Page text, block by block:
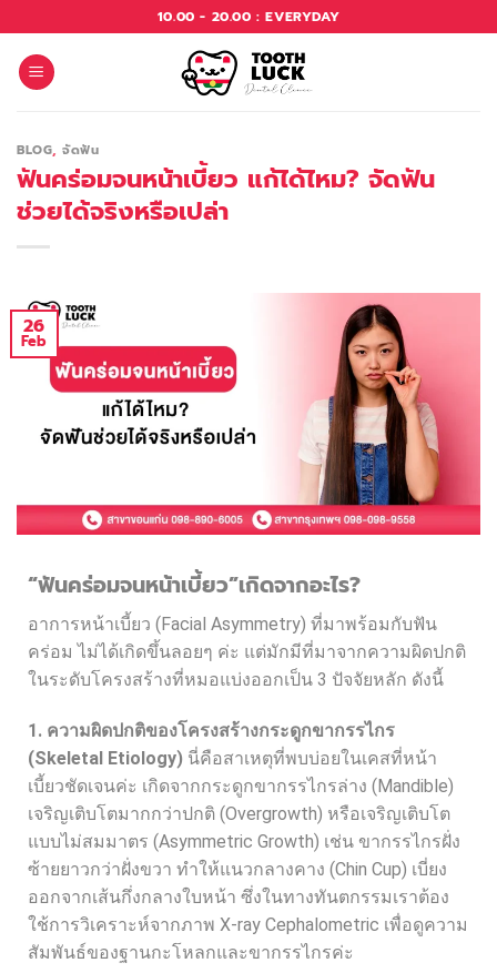
10.00 - 20.00 : EVERYDAY
BLOG,จัดฟัน
ฟันคร่อมจนหน้าเบี้ยว แก้ได้ไหม? จัดฟัน
ช่วยได้จริงหรือเปล่า
26
Feb
“ฟันคร่อมจนหน้าเบี้ยว”เกิดจากอะไร?
อาการหน้าเบี้ยว (Facial Asymmetry) ที่มาพร้อมกับฟัน
คร่อม ไม่ได้เกิดขึ้นลอยๆ ค่ะ แต่มักมีที่มาจากความผิดปกติ
ในระดับโครงสร้างที่หมอแบ่งออกเป็น 3 ปัจจัยหลัก ดังนี้
1. ความผิดปกติของโครงสร้างกระดูกขากรรไกร
(Skeletal Etiology) นี่คือสาเหตุที่พบบ่อยในเคสที่หน้า
เบี้ยวชัดเจนค่ะ เกิดจากกระดูกขากรรไกรล่าง (Mandible)
เจริญเติบโตมากกว่าปกติ (Overgrowth) หรือเจริญเติบโต
แบบไม่สมมาตร (Asymmetric Growth) เช่น ขากรรไกรฝั่ง
ซ้ายยาวกว่าฝั่งขวา ทำให้แนวกลางคาง (Chin Cup) เบี่ยง
ออกจากเส้นกึ่งกลางใบหน้า ซึ่งในทางทันตกรรมเราต้อง
ใช้การวิเคราะห์จากภาพ X-ray Cephalometric เพื่อดูความ
สัมพันธ์ของฐานกะโหลกและขากรรไกรค่ะ